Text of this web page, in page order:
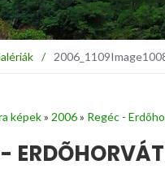
/
képek» 2006» Regéc -
-